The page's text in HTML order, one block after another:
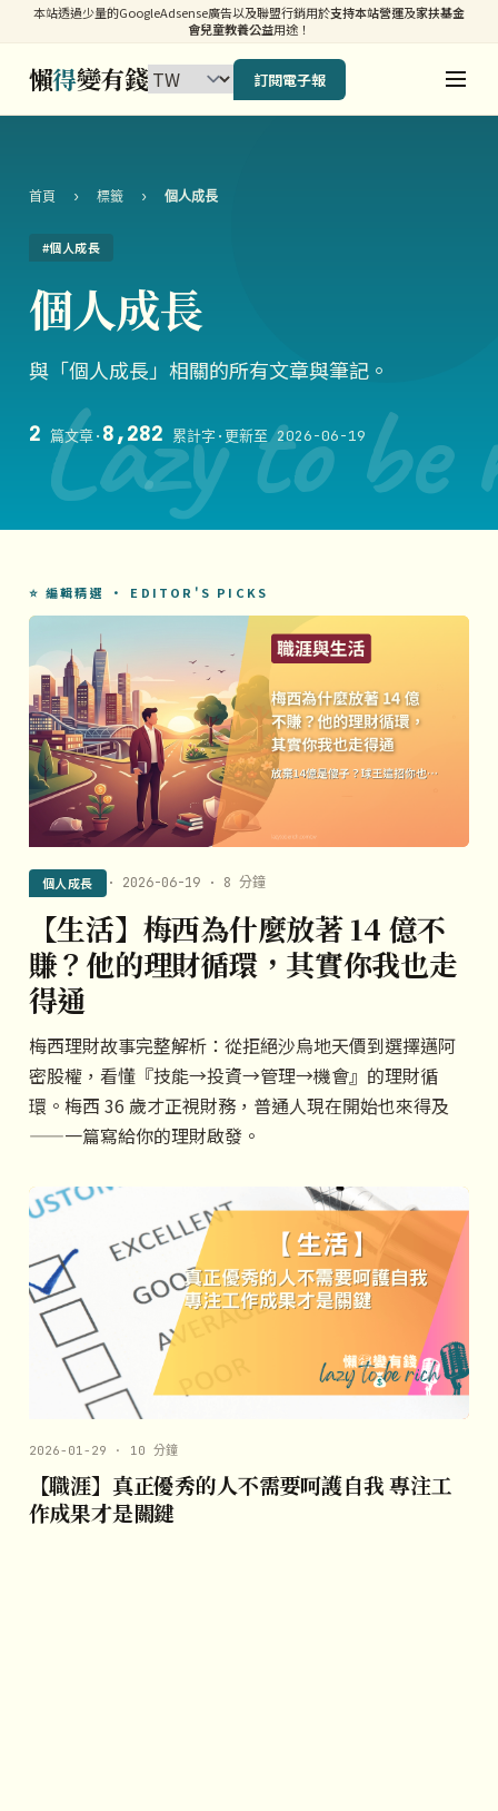
本站透過少量的GoogleAdsense廣告以及聯盟行銷用於支持本站營運及家扶基金
會兒童教養公益用途！
懶得變有錢 訂閱電子報
Lazy to be
首頁 › 標籤 › 個人成長
#個人成長
個人成長
與「個人成長」相關的所有文章與筆記。
2 篇文章· 8,282 累計字 ·更新至 2026-06-19
⭐ 編輯精選 · EDITOR'S PICKS
個人成長 · 2026-06-19 · 8 分鐘
【生活】梅西為什麼放著 14 億不
賺？他的理財循環，其實你我也走
得通
梅西理財故事完整解析：從拒絕沙烏地天價到選擇邁阿
密股權，看懂『技能→投資→管理→機會』的理財循
環。梅西 36 歲才正視財務，普通人現在開始也來得及
——一篇寫給你的理財啟發。
2026-01-29 · 10 分鐘
【職涯】真正優秀的人不需要呵護自我 專注工
作成果才是關鍵